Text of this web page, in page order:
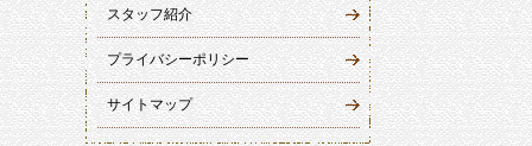
スタッフ紹介
プライバシーポリシー
サイトマップ